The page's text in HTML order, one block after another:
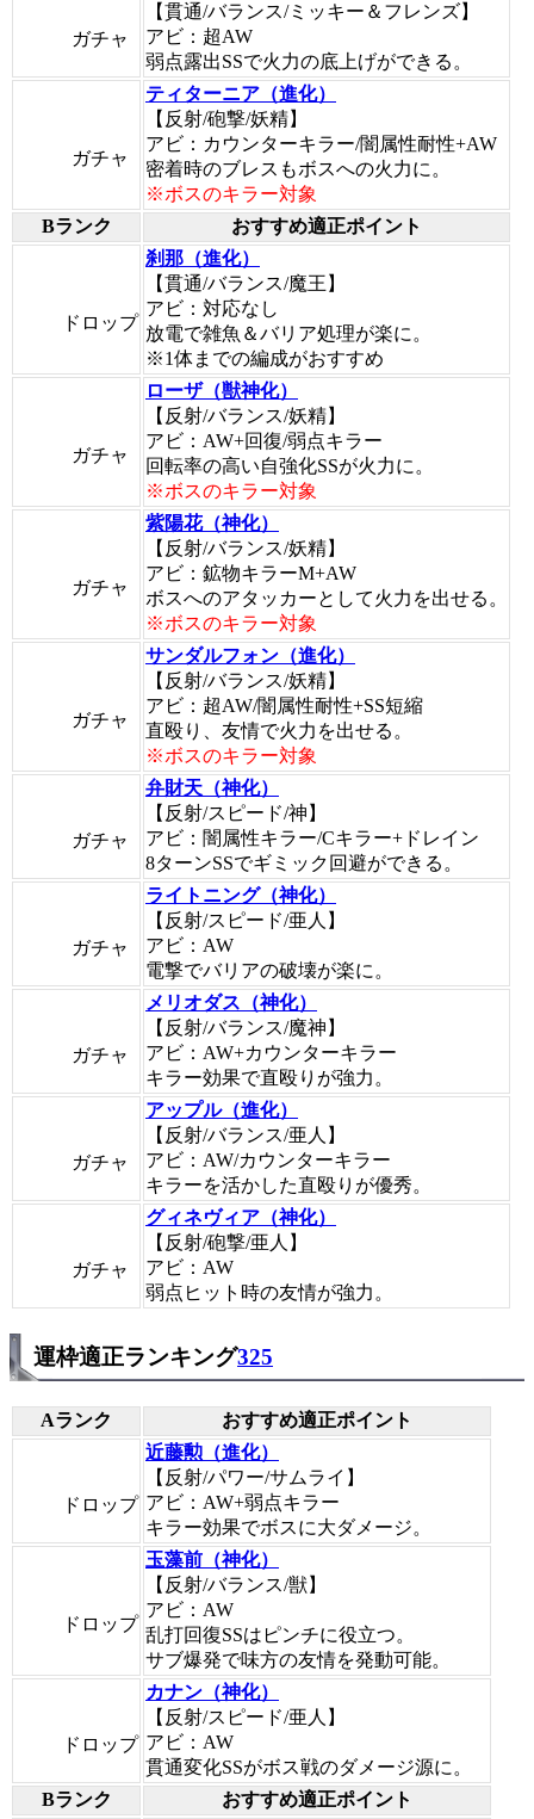
ガチャ
【貫通/バランス/ミッキー＆フレンズ】
アビ：超AW
弱点露出SSで火力の底上げができる。
ガチャ
ティターニア（進化）
【反射/砲撃/妖精】
アビ：カウンターキラー/闇属性耐性+AW
密着時のブレスもボスへの火力に。
※ボスのキラー対象
Bランク
おすすめ適正ポイント
ドロップ
刹那（進化）
【貫通/バランス/魔王】
アビ：対応なし
放電で雑魚＆バリア処理が楽に。
※1体までの編成がおすすめ
ガチャ
ローザ（獣神化）
【反射/バランス/妖精】
アビ：AW+回復/弱点キラー
回転率の高い自強化SSが火力に。
※ボスのキラー対象
ガチャ
紫陽花（神化）
【反射/バランス/妖精】
アビ：鉱物キラーM+AW
ボスへのアタッカーとして火力を出せる。
※ボスのキラー対象
ガチャ
サンダルフォン（進化）
【反射/バランス/妖精】
アビ：超AW/闇属性耐性+SS短縮
直殴り、友情で火力を出せる。
※ボスのキラー対象
ガチャ
弁財天（神化）
【反射/スピード/神】
アビ：闇属性キラー/Cキラー+ドレイン
8ターンSSでギミック回避ができる。
ガチャ
ライトニング（神化）
【反射/スピード/亜人】
アビ：AW
電撃でバリアの破壊が楽に。
ガチャ
メリオダス（神化）
【反射/バランス/魔神】
アビ：AW+カウンターキラー
キラー効果で直殴りが強力。
ガチャ
アップル（進化）
【反射/バランス/亜人】
アビ：AW/カウンターキラー
キラーを活かした直殴りが優秀。
ガチャ
グィネヴィア（神化）
【反射/砲撃/亜人】
アビ：AW
弱点ヒット時の友情が強力。
運枠適正ランキング325
Aランク おすすめ適正ポイント
ドロップ
近藤勲（進化）
【反射/パワー/サムライ】
アビ：AW+弱点キラー
キラー効果でボスに大ダメージ。
ドロップ
玉藻前（神化）
【反射/バランス/獣】
アビ：AW
乱打回復SSはピンチに役立つ。
サブ爆発で味方の友情を発動可能。
ドロップ
カナン（神化）
【反射/スピード/亜人】
アビ：AW
貫通変化SSがボス戦のダメージ源に。
Bランク
おすすめ適正ポイント